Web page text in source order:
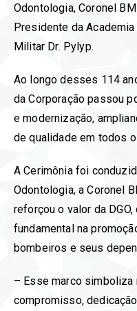
Odontologia, Coronel
Presidente da
Militar Dr. Pylyp.
Ao longo desses 114
da Corporação passou
e modernização,
de qualidade em todos
A Cerimônia foi
Odontologia, a Coronel
reforçou o valor da
fundamental na
bombeiros e seus
– Esse marco
compromisso,